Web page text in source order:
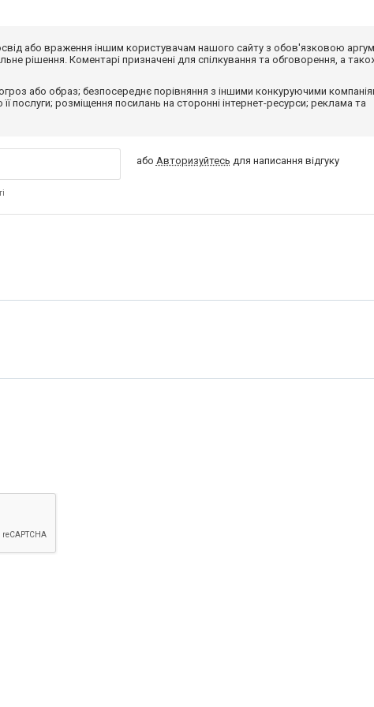
або враження іншим користувачам нашого сайту з обов'язковою
рішення. Коментарі призначені для спілкування та обговорення, а
або образ; безпосереднє порівняння з іншими конкуруючими
послуги; розміщення посилань на сторонні інтернет-ресурси; реклама та
або Авторизуйтесь для написання відгуку